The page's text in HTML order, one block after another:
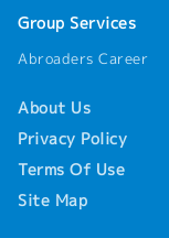
Group Services
Abroaders Career
About Us
Privacy Policy
Terms Of Use
Site Map